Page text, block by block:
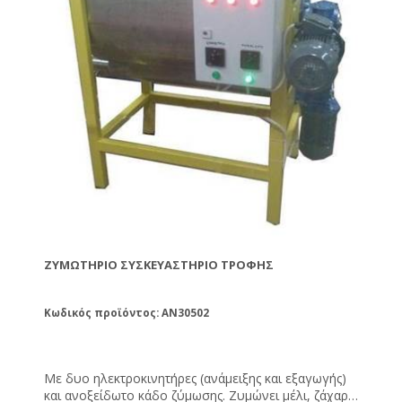
ΖΥΜΩΤΉΡΙΟ ΣΥΣΚΕΥΑΣΤΉΡΙΟ ΤΡΟΦΉΣ
Κωδικός προϊόντος: AN30502
Με δυο ηλεκτροκινητήρες (ανάμειξης και εξαγωγής)
και ανοξείδωτο κάδο ζύμωσης. Ζυμώνει μέλι, ζάχαρη